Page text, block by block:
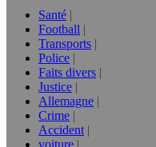
Santé
Football
Transports
Police
Faits divers
Justice
Allemagne
Crime
Accident
voiture